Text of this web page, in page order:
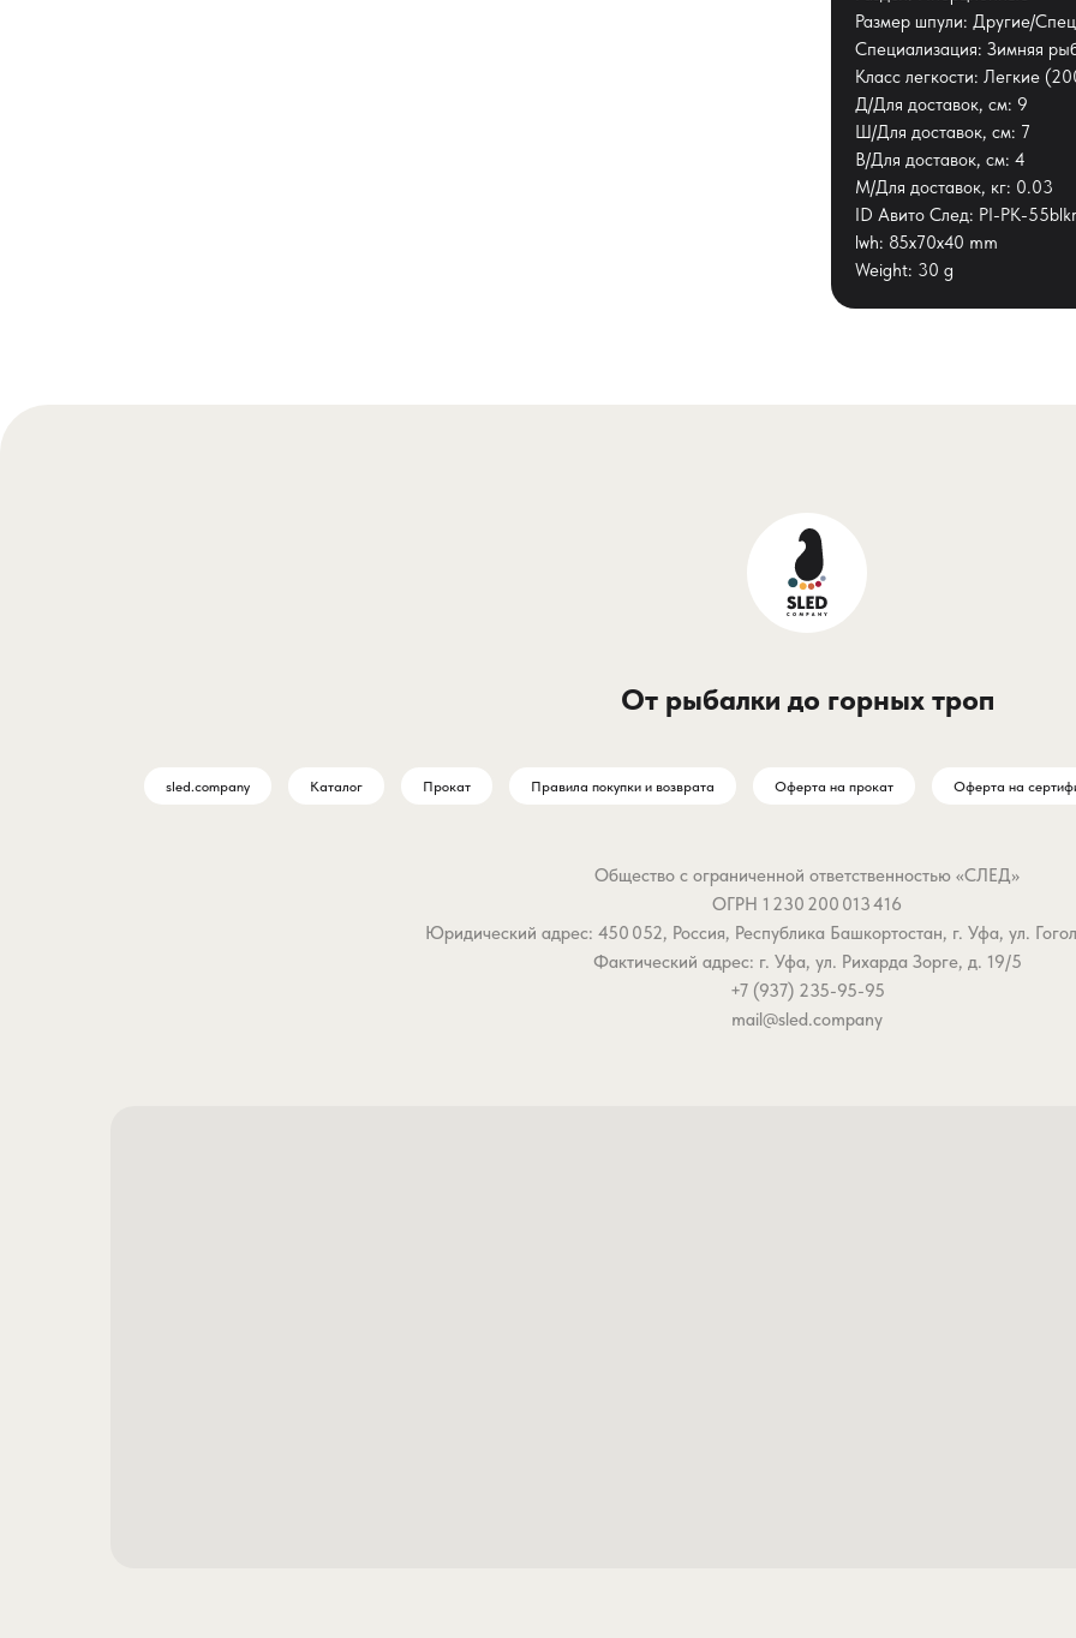
Размер шпули: Другие/
Специализация: Зимняя
Класс легкости: Легкие
Д/Для доставок, см: 9
Ш/Для доставок, см: 7
В/Для доставок, см: 4
М/Для доставок, кг: 0.03
ID Авито След: PI-PK-
lwh: 85x70x40 mm
Weight: 30 g
От рыбалки до горных троп
sled.company Каталог Прокат Правила покупки и возврата Оферта на прокат Оферта на
Общество с ограниченной ответственностью «СЛЕД»
ОГРН 1 230 200 013 416
Юридический адрес: 450 052, Россия, Республика Башкортостан, г. Уфа, ул.
Фактический адрес: г. Уфа, ул. Рихарда Зорге, д. 19/5
+7 (937) 235-95-95
mail@sled.company